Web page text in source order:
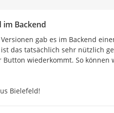
im Backend
gab es im Backend
das tatsächlich sehr nützlich
Button wiederkommt. So
Bielefeld!